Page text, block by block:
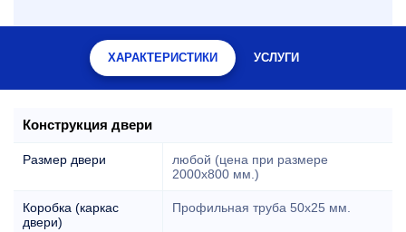
ХАРАКТЕРИСТИКИ УСЛУГИ
Конструкция двери
Размер двери
любой (цена при размере
2000x800 мм.)
Коробка (каркас
двери)
Профильная труба 50х25 мм.